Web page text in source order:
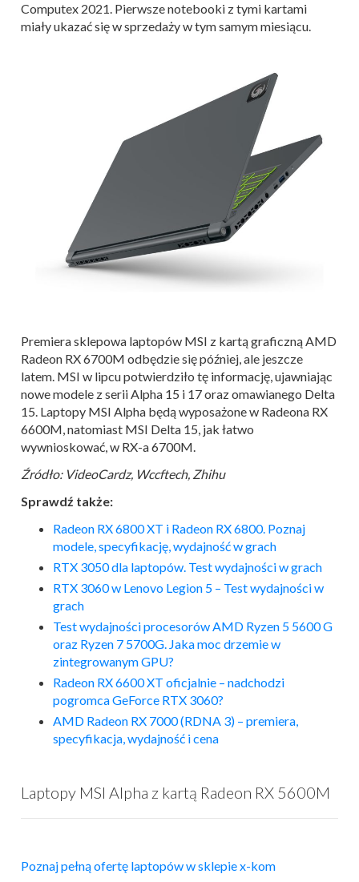
Computex 2021. Pierwsze notebooki z tymi kartami
miały ukazać się w sprzedaży w tym samym miesiącu.
Premiera sklepowa laptopów MSI z kartą graficzną AMD
Radeon RX 6700M odbędzie się później, ale jeszcze
latem. MSI w lipcu potwierdziło tę informację, ujawniając
nowe modele z serii Alpha 15 i 17 oraz omawianego Delta
15. Laptopy MSI Alpha będą wyposażone w Radeona RX
6600M, natomiast MSI Delta 15, jak łatwo
wywnioskować, w RX-a 6700M.
Źródło: VideoCardz, Wccftech, Zhihu
Sprawdź także:
Radeon RX 6800 XT i Radeon RX 6800. Poznaj
modele, specyfikację, wydajność w grach
RTX 3050 dla laptopów. Test wydajności w grach
RTX 3060 w Lenovo Legion 5 – Test wydajności w
grach
Test wydajności procesorów AMD Ryzen 5 5600 G
oraz Ryzen 7 5700G. Jaka moc drzemie w
zintegrowanym GPU?
Radeon RX 6600 XT oficjalnie – nadchodzi
pogromca GeForce RTX 3060?
AMD Radeon RX 7000 (RDNA 3) – premiera,
specyfikacja, wydajność i cena
Laptopy MSI Alpha z kartą Radeon RX 5600M
Poznaj pełną ofertę laptopów w sklepie x-kom